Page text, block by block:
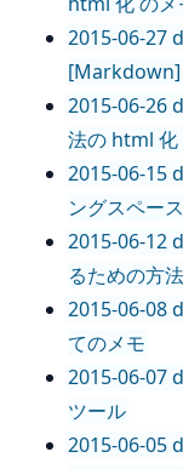
2015-06-27
[Markdown]
2015-06-26
法の html 化
2015-06-15
ングスペー
2015-06-12
るための方法
2015-06-08
てのメモ
2015-06-07
ツール
2015-06-05